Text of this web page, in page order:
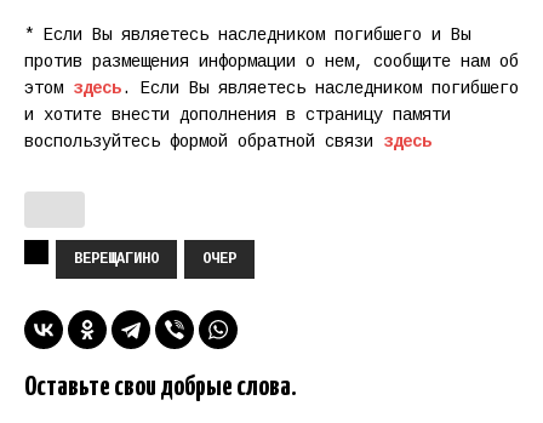
* Если Вы являетесь наследником погибшего и Вы
против размещения информации о нем, сообщите нам об
этом здесь. Если Вы являетесь наследником погибшего
и хотите внести дополнения в страницу памяти
воспользуйтесь формой обратной связи здесь
ВЕРЕЩАГИНО ОЧЕР
Оставьте свои добрые слова.